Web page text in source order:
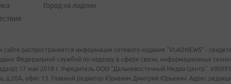
Город на ладони
сайте распространяется информация сетевого издания "VLADNEWS" -
Федеральной службой по надзору в сфере связи, информационных
17 мая 2018 г. Учредитель ООО "Дальневосточный Медиа Центр".
д.20А, офис 13. Главный редактор Юркевич Дмитрий Юрьевич. Адрес